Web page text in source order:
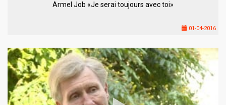
Armel Job «Je serai toujours avec toi»
01-04-2016